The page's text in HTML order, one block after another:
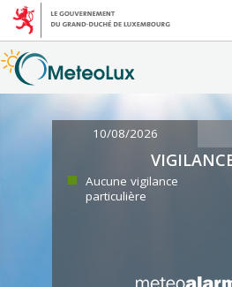
10/08/2026
Aucune vigilance
particulière